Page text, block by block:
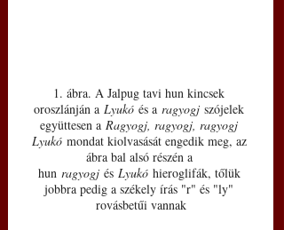
1. ábra. A Jalpug tavi hun kincsek
oroszlánján a Lyukó és a ragyogj szójelek
együttesen a Ragyogj, ragyogj, ragyogj
Lyukó mondat kiolvasását engedik meg, az
ábra bal alsó részén a
hun ragyogj és Lyukó hieroglifák, tőlük
jobbra pedig a székely írás "r" és "ly"
rovásbetűi vannak